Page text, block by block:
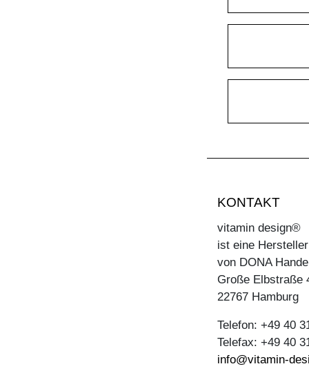
KONTAKT
vitamin design®
ist eine
von DONA
Große Elbstraße
22767 Hamburg
Telefon: +49 40
Telefax: +49 40
info@vitamin-